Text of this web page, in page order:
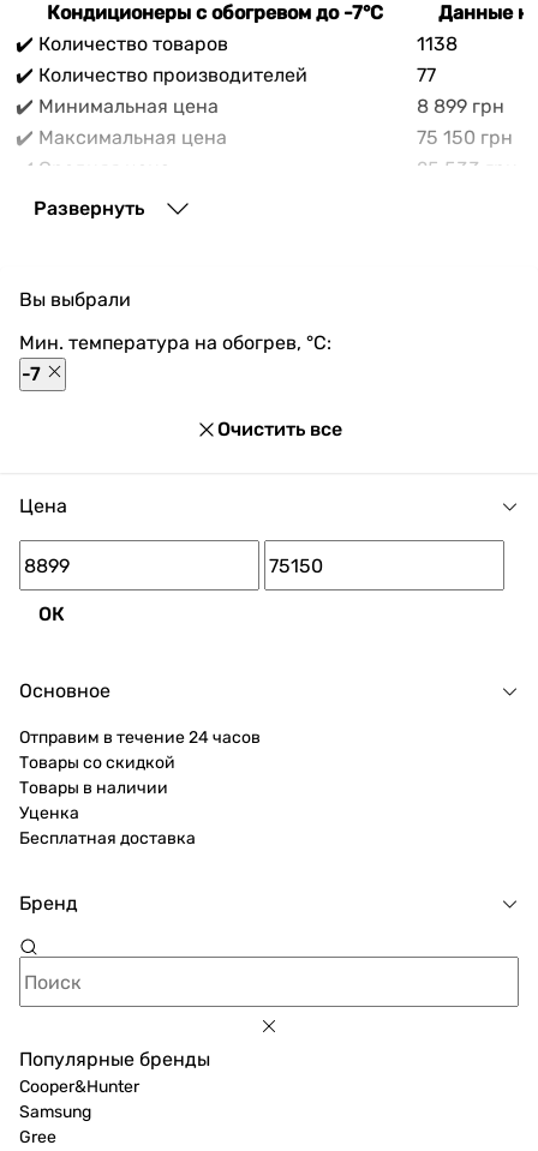
Кондиционеры с обогревом до -7°C
Данные
✔️ Количество товаров
1138
✔️ Количество производителей
77
✔️ Минимальная цена
8 899 грн
✔️ Максимальная цена
75 150 грн
✔️ Средняя цена
25 533 грн
В прайс-каталоге vencon.ua Кондиционеры с
разнообразные способы оплаты, покупка в кредит и
множество акций и скидок для каждого покупателя.
Развернуть
Вы выбрали
Мин. температура на обогрев, °C:
-7
Очистить все
Цена
ОК
Основное
Отправим в течение 24 часов
Товары со скидкой
Товары в наличии
Уценка
Бесплатная доставка
Бренд
Популярные бренды
Cooper&Hunter
Samsung
Gree